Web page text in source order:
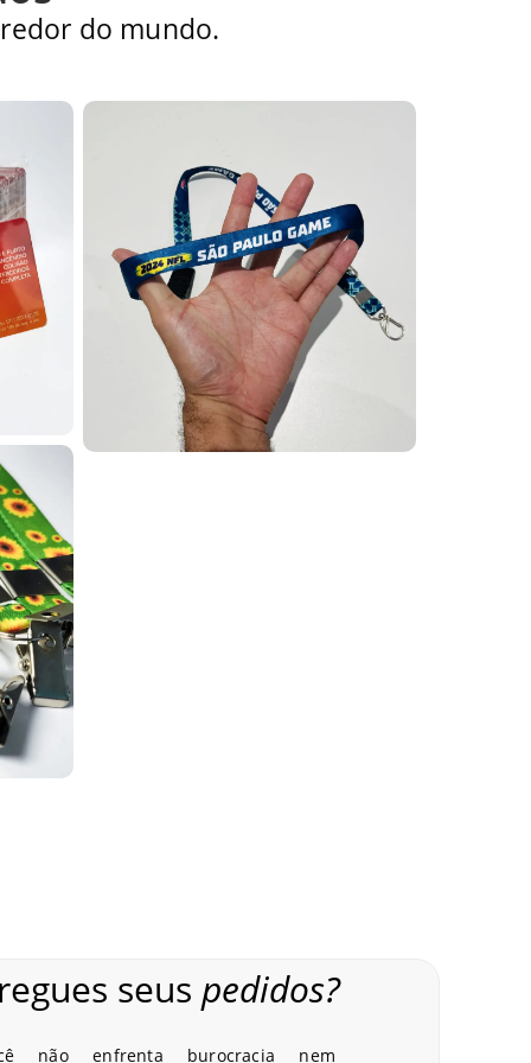
é 20 mm, que oferece boa
+
dpi), frente e verso, com as cores e o
+
São adequados para uso
sempre visível, facilitam processos de
são uma excelente escolha para
Além de manter o crachá sempre
do mundo.
seus pedidos?
não enfrenta burocracia nem